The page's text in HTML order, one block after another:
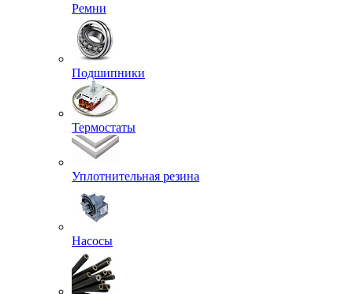
Ремни
Подшипники
Термостаты
Уплотнительная резина
Насосы